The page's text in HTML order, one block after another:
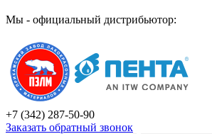
Мы - официальный дистрибьютор:
+7 (342) 287-50-90
Заказать обратный звонок